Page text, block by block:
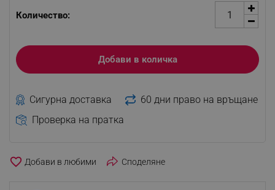
Количество:
Добави в количка
Сигурна доставка
60 дни право на връщане
Проверка на пратка
favorite_border Споделяне